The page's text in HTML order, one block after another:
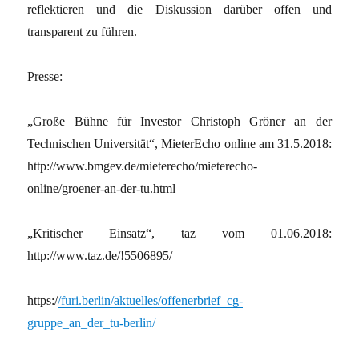
reflektieren und die Diskussion darüber offen und
transparent zu führen.
Presse:
„Große Bühne für Investor Christoph Gröner an der
Technischen Universität“, MieterEcho online am 31.5.2018:
http://www.bmgev.de/mieterecho/mieterecho-
online/groener-an-der-tu.html
„Kritischer Einsatz“, taz vom 01.06.2018:
http://www.taz.de/!5506895/
https://furi.berlin/aktuelles/offenerbrief_cg-
gruppe_an_der_tu-berlin/